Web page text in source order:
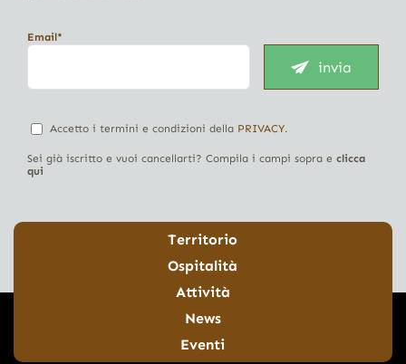
Email*
invia
Accetto i termini e condizioni della PRIVACY.
Sei già iscritto e vuoi cancellarti? Compila i campi sopra e clicca
qui
Territorio
Ospitalità
Attività
News
Eventi